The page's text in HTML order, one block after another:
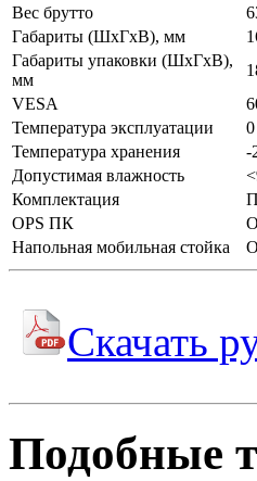
Вес брутто
Габариты (ШхГхВ), мм
Габариты упаковки (ШхГхВ),
мм
VESA
Температура эксплуатации
Температура хранения
-
Допустимая влажность
Комплектация
OPS ПК
Напольная мобильная стойка
Скачать
Подобные